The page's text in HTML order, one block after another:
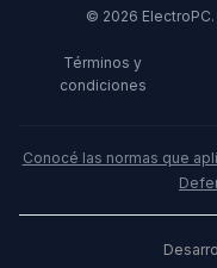
© 2026
Términos y
condiciones
Conocé las normas que